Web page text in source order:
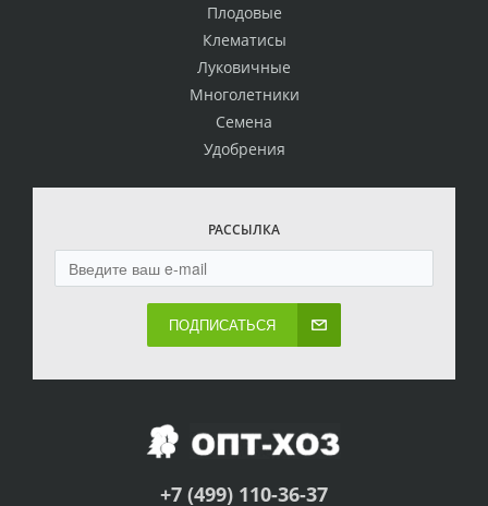
Плодовые
Клематисы
Луковичные
Многолетники
Семена
Удобрения
РАССЫЛКА
ПОДПИСАТЬСЯ
+7 (499) 110-36-37